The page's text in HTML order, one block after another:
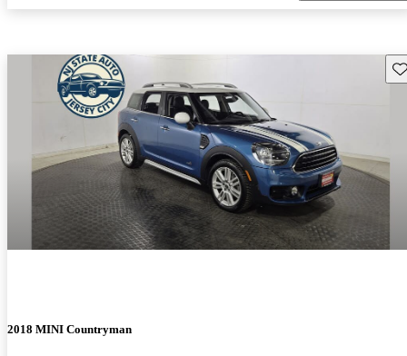
2018 MINI Countryman